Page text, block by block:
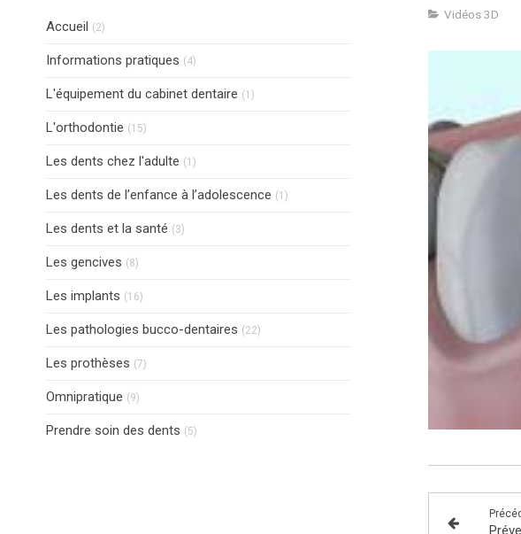
Vidéos 3D
Accueil (2)
Informations pratiques (4)
L'équipement du cabinet dentaire (1)
L'orthodontie (15)
Les dents chez l'adulte (1)
Les dents de l’enfance à l’adolescence (1)
Les dents et la santé (3)
Les gencives (8)
Les implants (16)
Les pathologies bucco-dentaires (22)
Les prothèses (7)
Omnipratique (9)
Prendre soin des dents (5)